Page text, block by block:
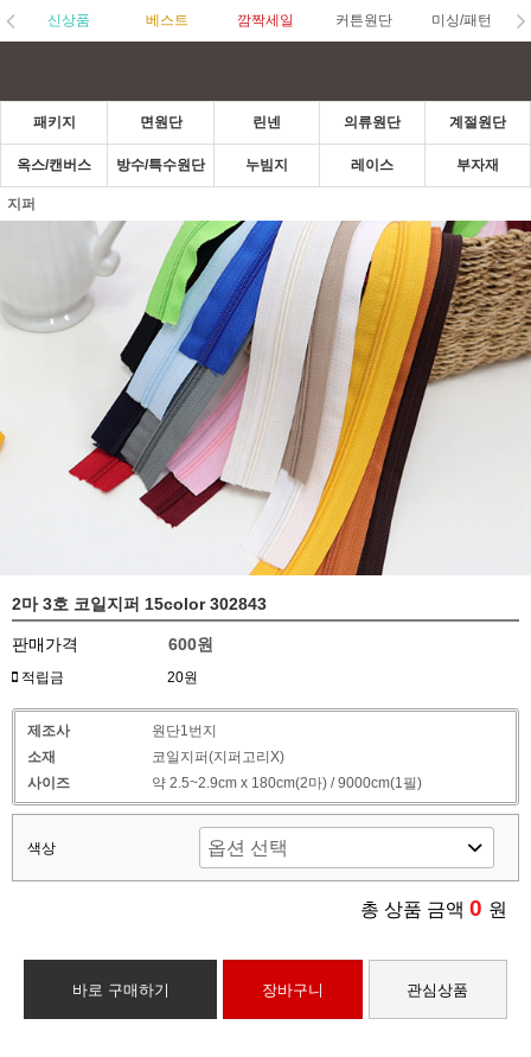
신상품 베스트 깜짝세일 커튼원단 미싱/패턴
패키지 면원단 린넨 의류원단 계절원단
옥스/캔버스 방수/특수원단 누빔지 레이스 부자재
지퍼
2마 3호 코일지퍼 15color 302843
판매가격 600원
적립금 20원
제조사
원단1번지
소재
코일지퍼(지퍼고리X)
사이즈
약 2.5~2.9cm x 180cm(2마) / 9000cm(1필)
색상
총 상품 금액 0 원
바로 구매하기 장바구니 관심상품